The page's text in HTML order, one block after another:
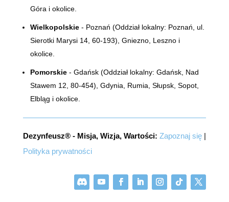
Góra i okolice.
Wielkopolskie- Poznań (Oddział lokalny: Poznań, ul.
Sierotki Marysi 14, 60-193) , Gniezno, Leszno i
okolice.
Pomorskie- Gdańsk (Oddział lokalny: Gdańsk, Nad
Stawem 12, 80-454), Gdynia, Rumia, Słupsk, Sopot,
Elbląg i okolice.
Dezynfeusz® - Misja, Wizja, Wartości: Zapoznaj się|
Polityka prywatności